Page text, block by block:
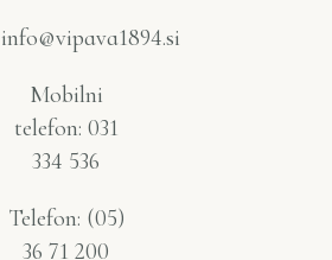
info@vipava1894.si
Mobilni
telefon: 031
334 536
Telefon: (05)
36 71 200